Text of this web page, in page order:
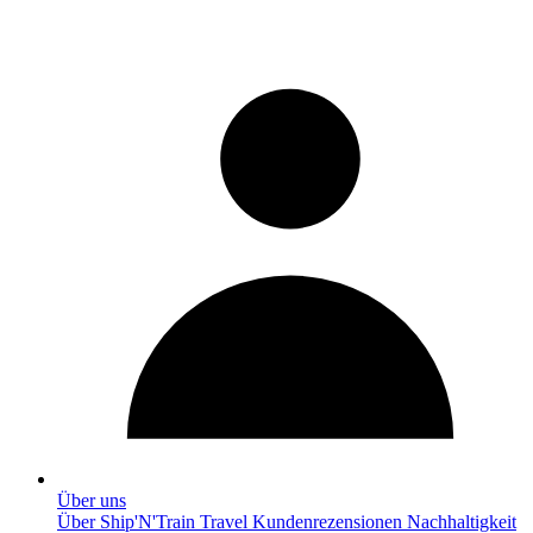
Über uns
Über Ship'N'Train Travel Kundenrezensionen Nachhaltigkeit